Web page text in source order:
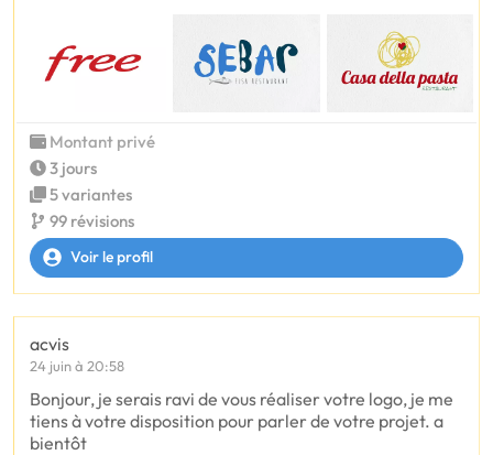
Montant privé
3 jours
5 variantes
99 révisions
Voir le profil
acvis
24 juin à 20:58
Bonjour, je serais ravi de vous réaliser votre logo, je me
tiens à votre disposition pour parler de votre projet. a
bientôt